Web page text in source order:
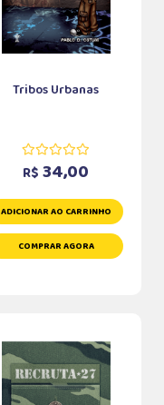
Tribos Urbanas
R$ 34,00
ADICIONAR AO CARRINHO
COMPRAR AGORA